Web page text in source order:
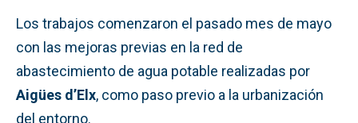
Los trabajos comenzaron el pasado mes de mayo
con las mejoras previas en la red de
abastecimiento de agua potable realizadas por
Aigües d’Elx, como paso previo a la urbanización
del entorno.